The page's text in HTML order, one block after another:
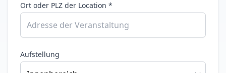
Ort oder PLZ der Location *
Aufstellung